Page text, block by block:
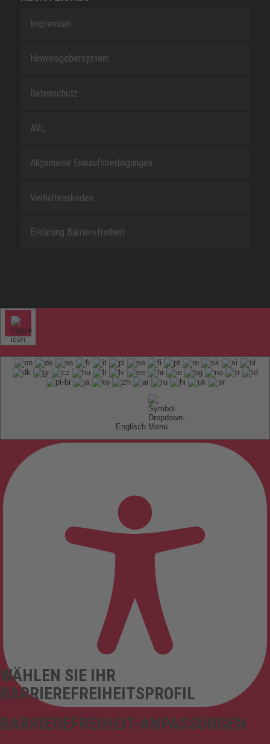
Impressum
Hinweisgebersystem
Datenschutz
AVL
Allgemeine Einkaufsbedingungen
Verhaltenskodex
Erklärung Barrierefreiheit
Englisch
BARRIEREFREIHEIT-ANPASSUNGEN
WÄHLEN SIE IHR
BARRIEREFREIHEITSPROFIL